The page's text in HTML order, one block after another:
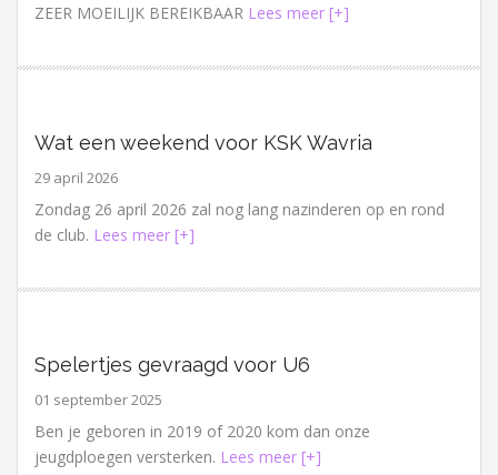
ZEER MOEILIJK BEREIKBAAR Lees meer [+]
Wat een weekend voor KSK Wavria
29 april 2026
Zondag 26 april 2026 zal nog lang nazinderen op en rond
de club. Lees meer [+]
Spelertjes gevraagd voor U6
01 september 2025
Ben je geboren in 2019 of 2020 kom dan onze
jeugdploegen versterken. Lees meer [+]